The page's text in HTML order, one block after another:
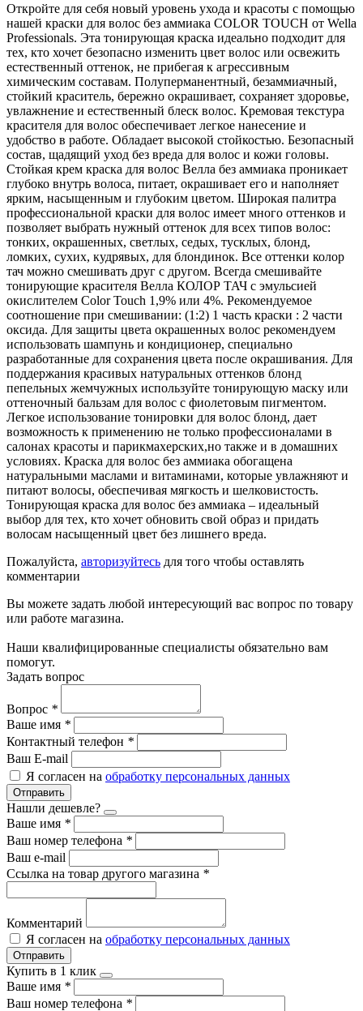
Откройте для себя новый уровень ухода и красоты с помощью
нашей краски для волос без аммиака COLOR TOUCH от Wella
Professionals. Эта тонирующая краска идеально подходит для
тех, кто хочет безопасно изменить цвет волос или освежить
естественный оттенок, не прибегая к агрессивным
химическим составам. Полуперманентный, безаммиачный,
стойкий краситель, бережно окрашивает, сохраняет здоровье,
увлажнение и естественный блеск волос. Кремовая текстура
красителя для волос обеспечивает легкое нанесение и
удобство в работе. Обладает высокой стойкостью. Безопасный
состав, щадящий уход без вреда для волос и кожи головы.
Стойкая крем краска для волос Велла без аммиака проникает
глубоко внутрь волоса, питает, окрашивает его и наполняет
ярким, насыщенным и глубоким цветом. Широкая палитра
профессиональной краски для волос имеет много оттенков и
позволяет выбрать нужный оттенок для всех типов волос:
тонких, окрашенных, светлых, седых, тусклых, блонд,
ломких, сухих, кудрявых, для блондинок. Все оттенки колор
тач можно смешивать друг с другом. Всегда смешивайте
тонирующие красителя Велла КОЛОР ТАЧ с эмульсией
окислителем Color Touch 1,9% или 4%. Рекомендуемое
соотношение при смешивании: (1:2) 1 часть краски : 2 части
оксида. Для защиты цвета окрашенных волос рекомендуем
использовать шампунь и кондиционер, специально
разработанные для сохранения цвета после окрашивания. Для
поддержания красивых натуральных оттенков блонд
пепельных жемчужных используйте тонирующую маску или
оттеночный бальзам для волос с фиолетовым пигментом.
Легкое использование тонировки для волос блонд, дает
возможность к применению не только профессионалами в
салонах красоты и парикмахерских,но также и в домашних
условиях. Краска для волос без аммиака обогащена
натуральными маслами и витаминами, которые увлажняют и
питают волосы, обеспечивая мягкость и шелковистость.
Тонирующая краска для волос без аммиака – идеальный
выбор для тех, кто хочет обновить свой образ и придать
волосам насыщенный цвет без лишнего вреда.
Пожалуйста, авторизуйтесь для того чтобы оставлять
комментарии
Вы можете задать любой интересующий вас вопрос по товару
или работе магазина.
Наши квалифицированные специалисты обязательно вам
помогут.
Задать вопрос
Вопрос *
Ваше имя *
Контактный телефон *
Ваш E-mail
Я согласен на обработку персональных данных
Отправить
Нашли дешевле?
Ваше имя *
Ваш номер телефона *
Ваш e-mail
Ссылка на товар другого магазина *
Комментарий
Я согласен на обработку персональных данных
Отправить
Купить в 1 клик
Ваше имя *
Ваш номер телефона *